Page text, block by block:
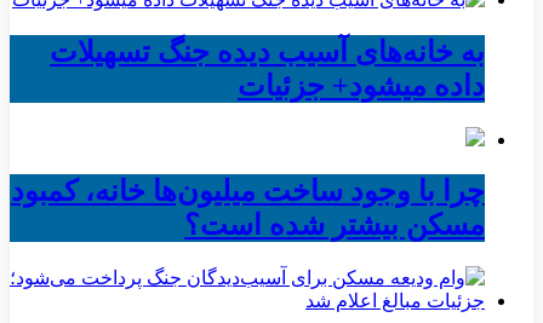
به خانه‌های آسیب دیده جنگ تسهیلات
داده میشود+ جزئیات
چرا با وجود ساخت میلیون‌ها خانه، کمبود
مسکن بیشتر شده است؟